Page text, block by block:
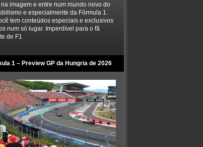
imagem e entre num mundo novo do
e especialmente da Fórmula 1.
tem conteúdos especiais e exclusivos
num só lugar. Imperdível para o fã
de F1
1 – Preview GP da Hungria de 2026